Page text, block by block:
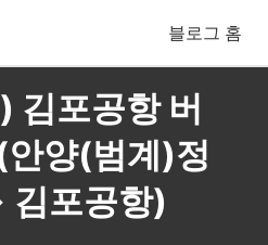
블로그 홈
김포공항 버
양(범계)정
포공항)